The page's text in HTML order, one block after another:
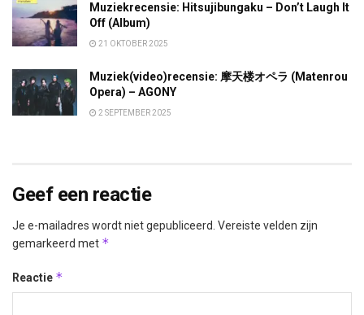
Muziekrecensie: Hitsujibungaku – Don’t Laugh It
Off (Album)
21 OKTOBER 2025
Muziek(video)recensie: 摩天楼オペラ (Matenrou
Opera) – AGONY
2 SEPTEMBER 2025
Geef een reactie
Je e-mailadres wordt niet gepubliceerd. Vereiste velden zijn
gemarkeerd met *
Reactie *